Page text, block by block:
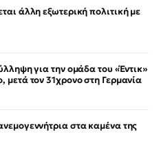
άλλη εξωτερική πολιτική με
για την ομάδα του «Έντικ»
τον 31χρονο στη Γερμανία
στα καμένα της